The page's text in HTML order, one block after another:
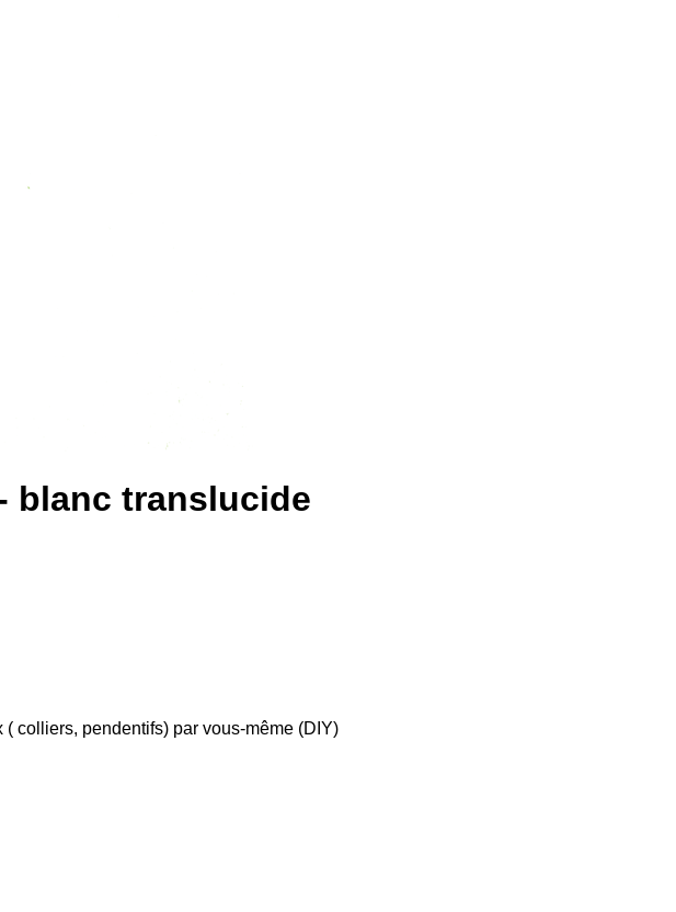
blanc translucide
colliers, pendentifs) par vous-même (DIY)